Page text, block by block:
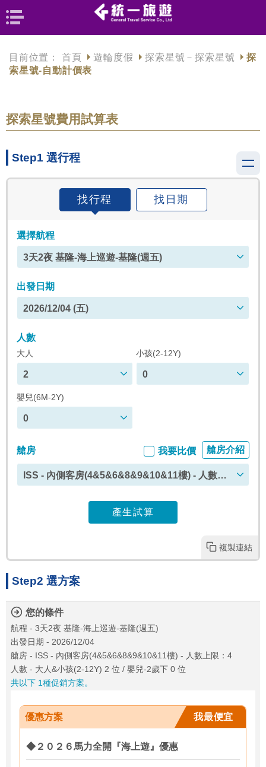
目前位置： 首頁 遊輪度假 探索星號－探索星號
探
索星號-自動計價表
探索星號費用試算表
Step1 選行程
找行程 找日期
選擇航程
3天2夜 基隆-海上巡遊-基隆(週五)
出發日期
2026/12/04 (五)
人數
大人
2
小孩(2-12Y)
0
嬰兒(6M-2Y)
0
艙房 我要比價 艙房介紹
ISS - 內側客房(4&5&6&8&9&10&11樓) - 人數上
產生試算
複製連結
Step2 選方案
您的條件
航程 - 3天2夜 基隆-海上巡遊-基隆(週五)
出發日期 - 2026/12/04
艙房 - ISS - 內側客房(4&5&6&8&9&10&11樓) - 人數上限：4
人數 - 大人&小孩(2-12Y) 2 位 / 嬰兒-2歲下 0 位
共以下 1種促銷方案。
優惠方案 我最便宜
◆２０２６馬力全開『海上遊』優惠